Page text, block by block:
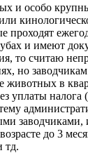
и особо
проходят
и имеют
считаю
в
уплаты
до 3
тд.